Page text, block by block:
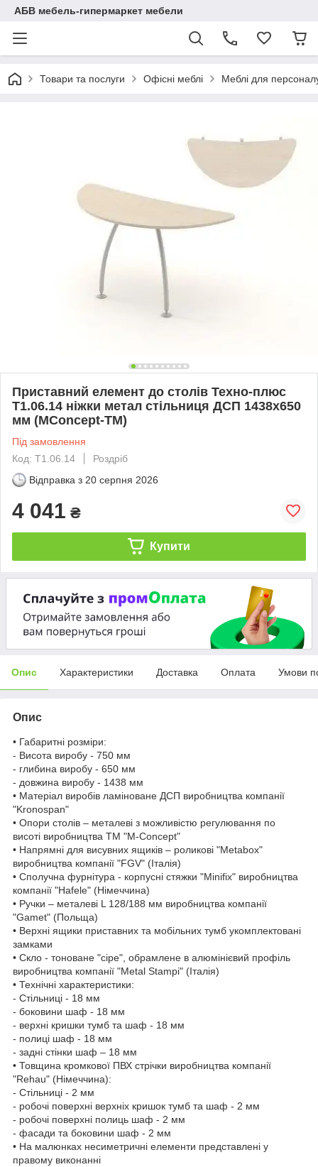
АБВ мебель-гипермаркет мебели
Товари та послуги Офісні меблі Меблі для
Приставний елемент до столів Техно-плюс
T1.06.14 ніжки метал стільниця ДСП 1438х650
мм (MConcept-ТМ)
Під замовлення
Код: T1.06.14
Роздріб
Відправка з 20 серпня 2026
4 041 ₴
Купити
Опис Характеристики Доставка Оплата Умови
Опис
• Габаритні розміри:
- Висота виробу - 750 мм
- глибина виробу - 650 мм
- довжина виробу - 1438 мм
• Матеріал виробів ламіноване ДСП виробництва компанії
"Kronospan"
• Опори столів – металеві з можливістю регулювання по
висоті виробництва ТМ "M-Concept"
• Напрямні для висувних ящиків – роликові "Metabox"
виробництва компанії "FGV" (Італія)
• Сполучна фурнітура - корпусні стяжки "Minifix" виробництва
компанії "Hafele" (Німеччина)
• Ручки – металеві L 128/188 мм виробництва компанії
"Gamet" (Польща)
• Верхні ящики приставних та мобільних тумб укомплектовані
замками
• Скло - тоноване "сіре", обрамлене в алюмінієвий профіль
виробництва компанії "Metal Stampi" (Італія)
• Технічні характеристики:
- Стільниці - 18 мм
- боковини шаф - 18 мм
- верхні кришки тумб та шаф - 18 мм
- полиці шаф - 18 мм
- задні стінки шаф – 18 мм
• Товщина кромкової ПВХ стрічки виробництва компанії
"Rehau" (Німеччина):
- Стільниці - 2 мм
- робочі поверхні верхніх кришок тумб та шаф - 2 мм
- робочі поверхні полиць шаф - 2 мм
- фасади та боковини шаф - 2 мм
• На малюнках несиметричні елементи представлені у
правому виконанні